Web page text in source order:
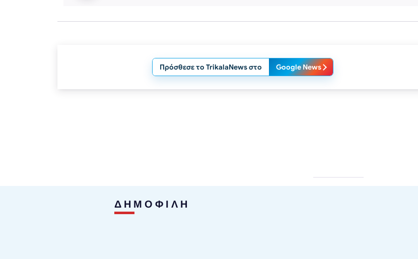
Πρόσθεσε το TrikalaNews στο Google News
ΔΗΜΟΦΙΛΗ